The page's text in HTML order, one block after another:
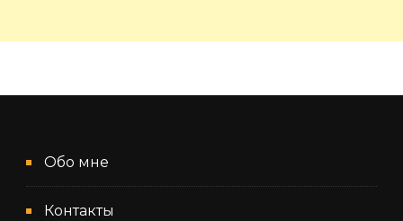
Обо мне
Контакты